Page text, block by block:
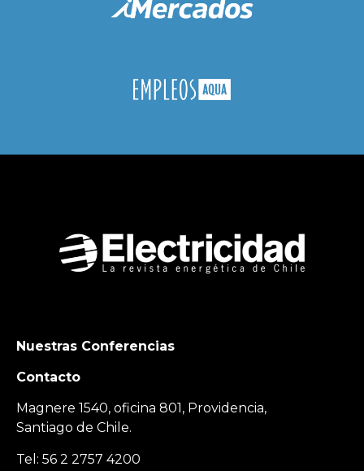
Nuestras Conferencias
Contacto
Magnere 1540, oficina 801, Providencia,
Santiago de Chile.
Tel: 56 2 2757 4200